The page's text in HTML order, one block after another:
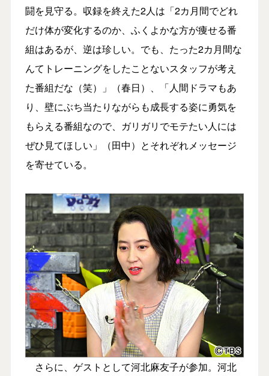
闘を見守る。収録を終えた2人は「2カ月間でどれ
だけ体が変化するのか、ふくよかな方が痩せる番
組はあるが、逆は珍しい。でも、たった2カ月間な
んてトレーニングをしたことないスタッフが考え
た番組だな（笑）」（春日）、「人間ドラマもあ
り、壁にぶち当たりながらも成長する姿に勇気を
もらえる番組なので、ガリガリでモテたい人には
ぜひ見てほしい」（田中）とそれぞれメッセージ
を寄せている。
さらに、ゲストとして河北麻友子が参加。河北